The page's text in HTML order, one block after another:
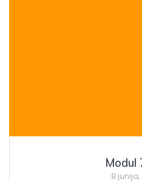
Modul
8 junija,